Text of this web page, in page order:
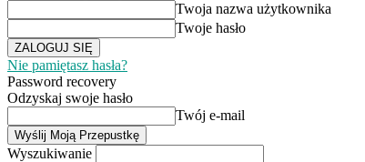
Twoja nazwa użytkownika
Twoje hasło
Nie pamiętasz hasła?
Password recovery
Odzyskaj swoje hasło
Twój e-mail
Wyszukiwanie